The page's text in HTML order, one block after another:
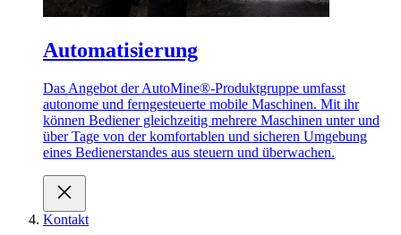
Automatisierung
Das Angebot der AutoMine®-Produktgruppe umfasst
autonome und ferngesteuerte mobile Maschinen. Mit ihr
können Bediener gleichzeitig mehrere Maschinen unter und
über Tage von der komfortablen und sicheren Umgebung
eines Bedienerstandes aus steuern und überwachen.
Kontakt